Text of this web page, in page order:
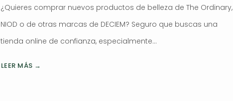
¿Quieres comprar nuevos productos de belleza de The Ordinary,
NIOD o de otras marcas de DECIEM? Seguro que buscas una
tienda online de confianza, especialmente…
LEER MÁS →